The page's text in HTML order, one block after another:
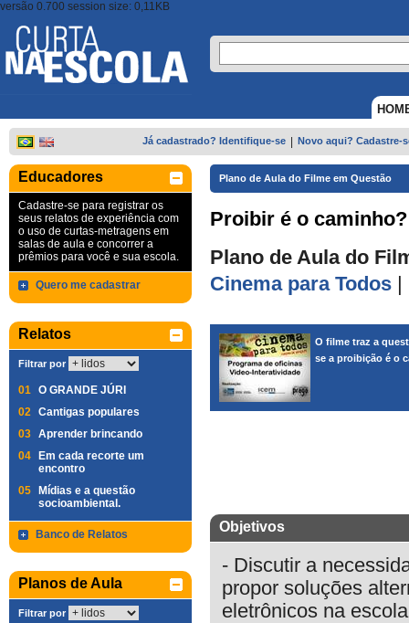
versão 0.700 session size: 0,11KB
Já cadastrado? Identifique-se Novo aqui? Cadastre-
Educadores
Cadastre-se para registrar os
seus relatos de experiência com
o uso de curtas-metragens em
salas de aula e concorrer a
prêmios para você e sua escola.
Quero me cadastrar
Relatos
Filtrar por
01 O GRANDE JÚRI
02 Cantigas populares
03 Aprender brincando
04
Em cada recorte um
encontro
05
Mídias e a questão
socioambiental.
Banco de Relatos
Planos de Aula
Filtrar por
Plano de Aula do Filme em Questão
Proibir é o caminho?
Plano de Aula do
Cinema para Todos
O filme traz a
se a proibição é o
Objetivos
- Discutir a
propor soluções
eletrônicos na